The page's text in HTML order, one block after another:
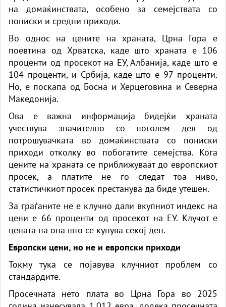
на домаќинствата, особено за семејствата со
пониски и средни приходи.
Во однос на цените на храната, Црна Гора е
поевтина од Хрватска, каде што храната е 106
проценти од просекот на ЕУ, Албанија, каде што е
104 проценти, и Србија, каде што е 97 проценти.
Но, е поскапа од Босна и Херцеговина и Северна
Македонија.
Ова е важна информација бидејќи храната
учествува значително со поголем дел од
потрошувачката во домаќинствата со пониски
приходи отколку во побогатите семејства. Кога
цените на храната се приближуваат до европскиот
просек, а платите не го следат тоа ниво,
статистичкиот просек престанува да биде утешен.
За граѓаните не е клучно дали вкупниот индекс на
цени е 66 проценти од просекот на ЕУ. Клучот е
цената на она што се купува секој ден.
Европски цени, но не и европски приходи
Токму тука се појавува клучниот проблем со
стандардите.
Просечната нето плата во Црна Гора во 2025